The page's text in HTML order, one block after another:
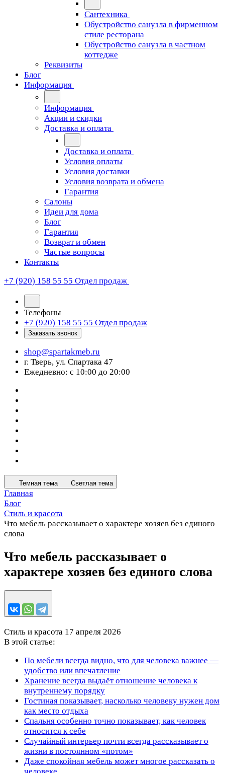
Сантехника
Обустройство санузла в фирменном
стиле ресторана
Обустройство санузла в частном
коттедже
Реквизиты
Блог
Информация
Информация
Акции и скидки
Доставка и оплата
Доставка и оплата
Условия оплаты
Условия доставки
Условия возврата и обмена
Гарантия
Салоны
Идеи для дома
Блог
Гарантия
Возврат и обмен
Частые вопросы
Контакты
+7 (920) 158 55 55 Отдел продаж
Телефоны
+7 (920) 158 55 55 Отдел продаж
Заказать звонок
shop@spartakmeb.ru
г. Тверь, ул. Спартака 47
Ежедневно: с 10:00 до 20:00
Темная тема Светлая тема
Главная
Блог
Стиль и красота
Что мебель рассказывает о характере хозяев без единого
слова
Что мебель рассказывает о
характере хозяев без единого слова
Стиль и красота 17 апреля 2026
В этой статье:
По мебели всегда видно, что для человека важнее —
удобство или впечатление
Хранение всегда выдаёт отношение человека к
внутреннему порядку
Гостиная показывает, насколько человеку нужен дом
как место отдыха
Спальня особенно точно показывает, как человек
относится к себе
Случайный интерьер почти всегда рассказывает о
жизни в постоянном «потом»
Даже спокойная мебель может многое рассказать о